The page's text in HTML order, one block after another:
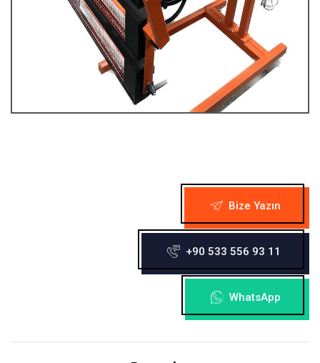
Bize Yazın
+90 533 556 93 11
WhatsApp